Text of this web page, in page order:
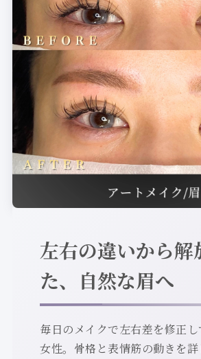
左右の違いから解
た、自然な眉へ
毎日のメイクで左右差を修正
女性。骨格と表情筋の動きを詳